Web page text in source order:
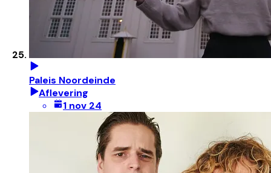
Paleis Noordeinde
Aflevering
1 nov 24